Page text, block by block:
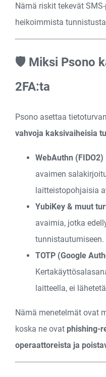
Nämä riskit tekevät
heikoimmista
🛡️ Miksi Psono
2FA:ta
Psono asettaa
vahvoja kaksivaiheisia
WebAuthn (FIDO2)
avaimen
laitteistopohjaisia
YubiKey & muut
avaimia, jotka
tunnistautumiseen.
TOTP (Google
laitteella, ei
Nämä menetelmät ovat
koska ne ovat phishing-
operaattoreista ja